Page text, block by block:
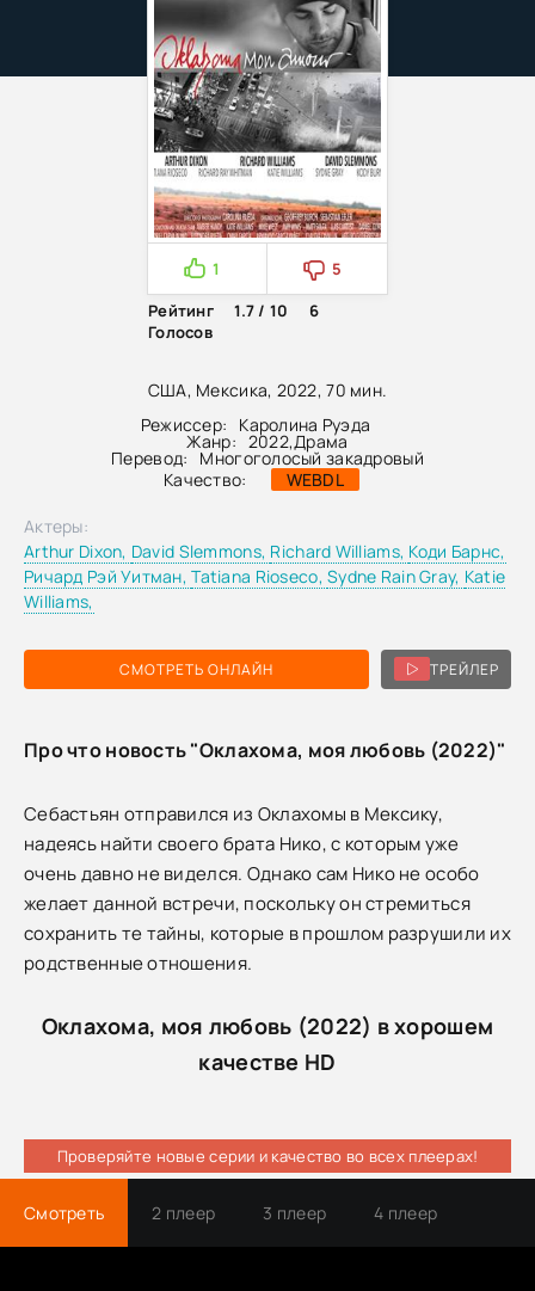
США, Мексика, 2022, 70 мин.
Режиссер:
Каролина Руэда
Жанр: 2022,Драма
Перевод:
Многоголосый закадровый
Качество:
WEBDL
1
5
Рейтинг
1.7 / 10
6
Голосов
СМОТРЕТЬ ОНЛАЙН ТРЕЙЛЕР
Актеры:
Arthur Dixon, David Slemmons, Richard Williams, Коди Барнс,
Ричард Рэй Уитман,Tatiana Rioseco,Sydne Rain Gray, Katie
Williams,
Про что новость "Оклахома, моя любовь (2022)"
Себастьян отправился из Оклахомы в Мексику,
надеясь найти своего брата Нико, с которым уже
очень давно не виделся. Однако сам Нико не особо
желает данной встречи, поскольку он стремиться
сохранить те тайны, которые в прошлом разрушили их
родственные отношения.
Оклахома, моя любовь (2022) в хорошем
качестве HD
Проверяйте новые серии и качество во всех плеерах!
Смотреть 2 плеер 3 плеер 4 плеер